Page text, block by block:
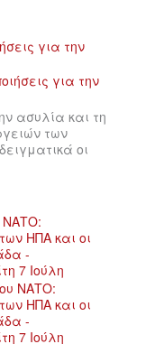
για την
ασυλία και τη
των
οι
ΝΑΤΟ:
ΗΠΑ και οι
-
7 Ιούλη